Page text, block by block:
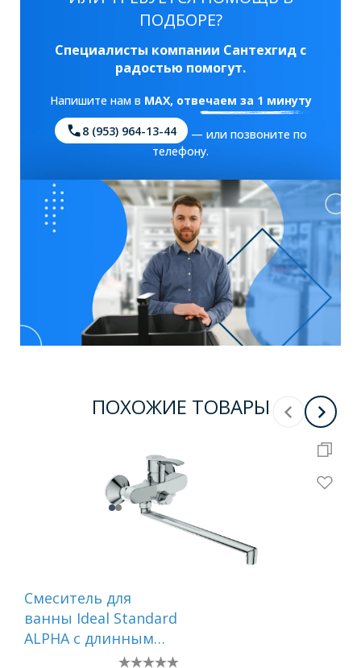
ПОДБОРЕ?
Специалисты компании Сантехгид с
радостью помогут.
Напишите нам в MAX, отвечаем за 1 минуту
8 (953) 964-13-44
— или позвоните по
телефону.
ПОХОЖИЕ ТОВАРЫ
Смеситель для
ванны Ideal Standard
ALPHA с длинным